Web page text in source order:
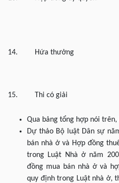
14. Hứa thưởng
15. Thi có giải
Qua bảng tổng hợp nói
Dự thảo Bộ luật Dân sự
bán nhà ở và Hợp đồng
trong Luật Nhà ở năm
đồng mua bán nhà ở và
quy định trong Luật nhà ở,